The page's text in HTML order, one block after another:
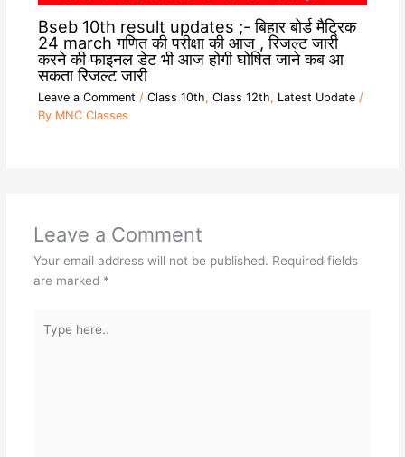
Bseb 10th result updates ;- बिहार बोर्ड मैट्रिक
24 march गणित की परीक्षा की आज , रिजल्ट जारी
करने की फाइनल डेट भी आज होगी घोषित जाने कब आ
सकता रिजल्ट जारी
Leave a Comment / Class 10th, Class 12th, Latest Update/
By MNC Classes
Leave a Comment
Your email address will not be published. Required fields
are marked *
here..